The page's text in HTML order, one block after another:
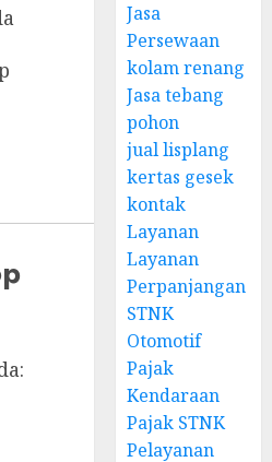
Jasa
Persewaan
kolam renang
Jasa tebang
pohon
jual lisplang
kertas gesek
kontak
Layanan
Layanan
Perpanjangan
STNK
Otomotif
Pajak
Kendaraan
Pajak STNK
Pelayanan